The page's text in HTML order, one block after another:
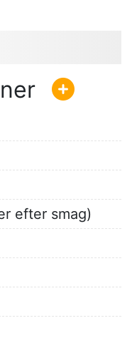
efter smag)